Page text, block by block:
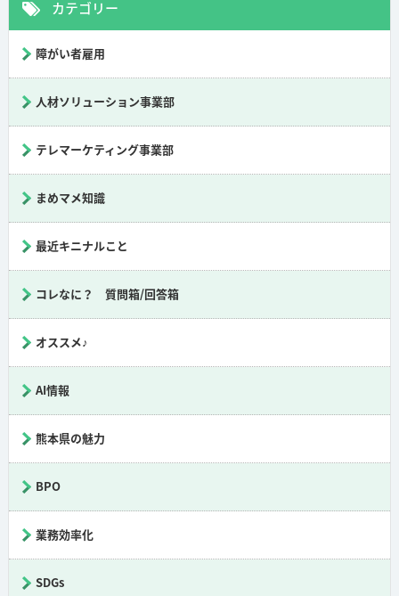
カテゴリー
障がい者雇用
人材ソリューション事業部
テレマーケティング事業部
まめマメ知識
最近キニナルこと
コレなに？ 質問箱/回答箱
オススメ♪
AI情報
熊本県の魅力
BPO
業務効率化
SDGs